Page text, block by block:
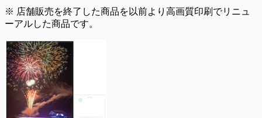
※ 店舗販売を終了した商品を以前より高画質印刷でリニュ
ーアルした商品です。